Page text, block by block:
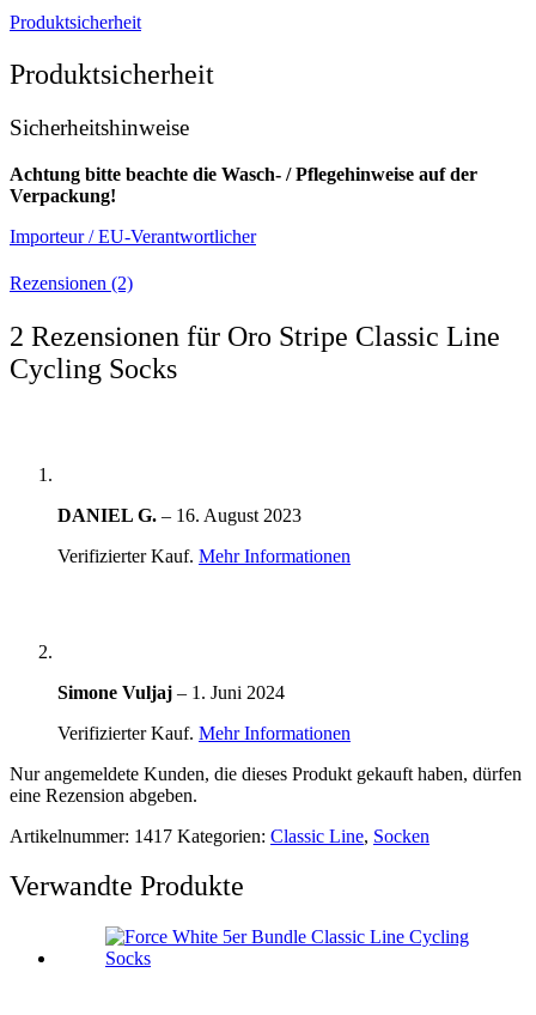
Produktsicherheit
Produktsicherheit
Sicherheitshinweise
Achtung bitte beachte die Wasch- / Pflegehinweise auf der
Verpackung!
Importeur / EU-Verantwortlicher
Rezensionen (2)
2 Rezensionen für Oro Stripe Classic Line
Cycling Socks
DANIEL G. – 16. August 2023
Verifizierter Kauf. Mehr Informationen
Simone Vuljaj – 1. Juni 2024
Verifizierter Kauf. Mehr Informationen
Nur angemeldete Kunden, die dieses Produkt gekauft haben, dürfen
eine Rezension abgeben.
Artikelnummer: 1417 Kategorien: Classic Line, Socken
Verwandte Produkte